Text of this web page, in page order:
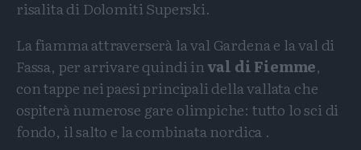
risalita di Dolomiti Superski.
La fiamma attraverserà la val Gardena e la val di
Fassa, per arrivare quindi inval di Fiemme,
con tappe nei paesi principali della vallata che
ospiterà numerose gare olimpiche: tutto lo sci di
fondo, il salto e la combinata nordica .